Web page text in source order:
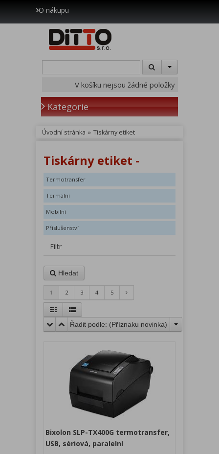
O nákupu
V košíku nejsou žádné položky
Kategorie
Úvodní stránka » Tiskárny etiket
Tiskárny etiket -
Termotransfer
Termální
Mobilní
Příslušenství
Filtr
Hledat
1 2 3 4 5
Řadit podle: (Příznaku novinka)
Bixolon SLP-TX400G termotransfer,
USB, sériová, paralelní